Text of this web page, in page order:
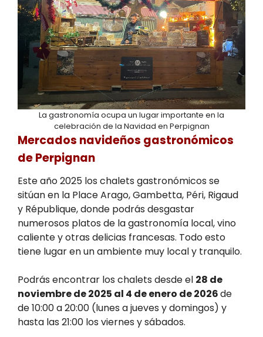
La gastronomía ocupa un lugar importante en la
celebración de la Navidad en Perpignan
Mercados navideños gastronómicos
de Perpignan
Este año 2025 los chalets gastronómicos se
sitúan en la Place Arago, Gambetta, Péri, Rigaud
y République, donde podrás desgastar
numerosos platos de la gastronomía local, vino
caliente y otras delicias francesas. Todo esto
tiene lugar en un ambiente muy local y tranquilo.
Podrás encontrar los chalets desde el 28 de
noviembre de 2025 al 4 de enero de 2026de
de 10:00 a 20:00 (lunes a jueves y domingos) y
hasta las 21:00 los viernes y sábados.